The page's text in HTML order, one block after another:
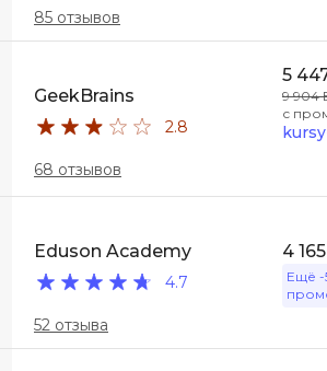
85 отзывов
GeekBrains
2.8
68 отзывов
5
9 904
с
Eduson Academy
4.7
52 отзыва
4
Ещё -
Groovy
Hadoop